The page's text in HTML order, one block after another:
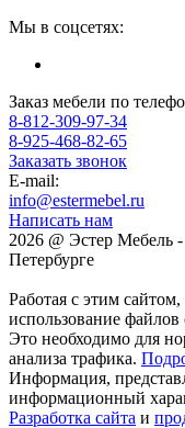
Мы в соцсетях:
Заказ мебели по
8-812-309-97-34
8-925-468-82-65
Заказать звонок
E-mail:
info@estermebel.ru
Написать нам
2026 @ Эстер Мебель
Петербурге
Работая с этим сайтом,
использование файлов
Это необходимо для
анализа трафика.
Информация,
информационный
Разработка сайта и